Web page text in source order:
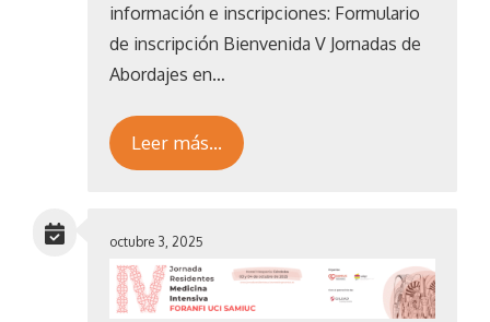
información e inscripciones: Formulario
de inscripción Bienvenida V Jornadas de
Abordajes en…
Leer más…
octubre 3, 2025